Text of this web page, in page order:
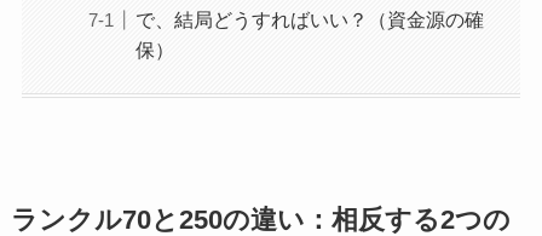
で、結局どうすればいい？（資金源の確
保）
ランクル70と250の違い：相反する2つの